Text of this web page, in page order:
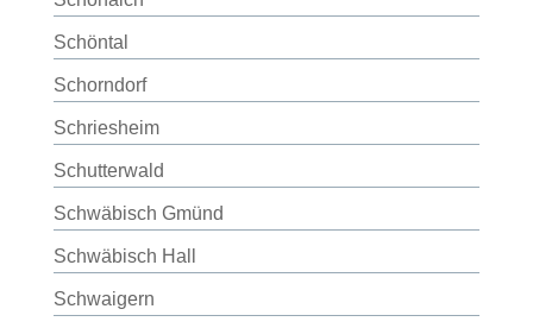
Schöntal
Schorndorf
Schriesheim
Schutterwald
Schwäbisch Gmünd
Schwäbisch Hall
Schwaigern